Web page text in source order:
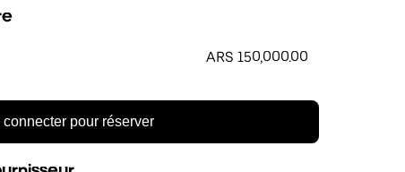
ARS 150,000.00
connecter pour réserver